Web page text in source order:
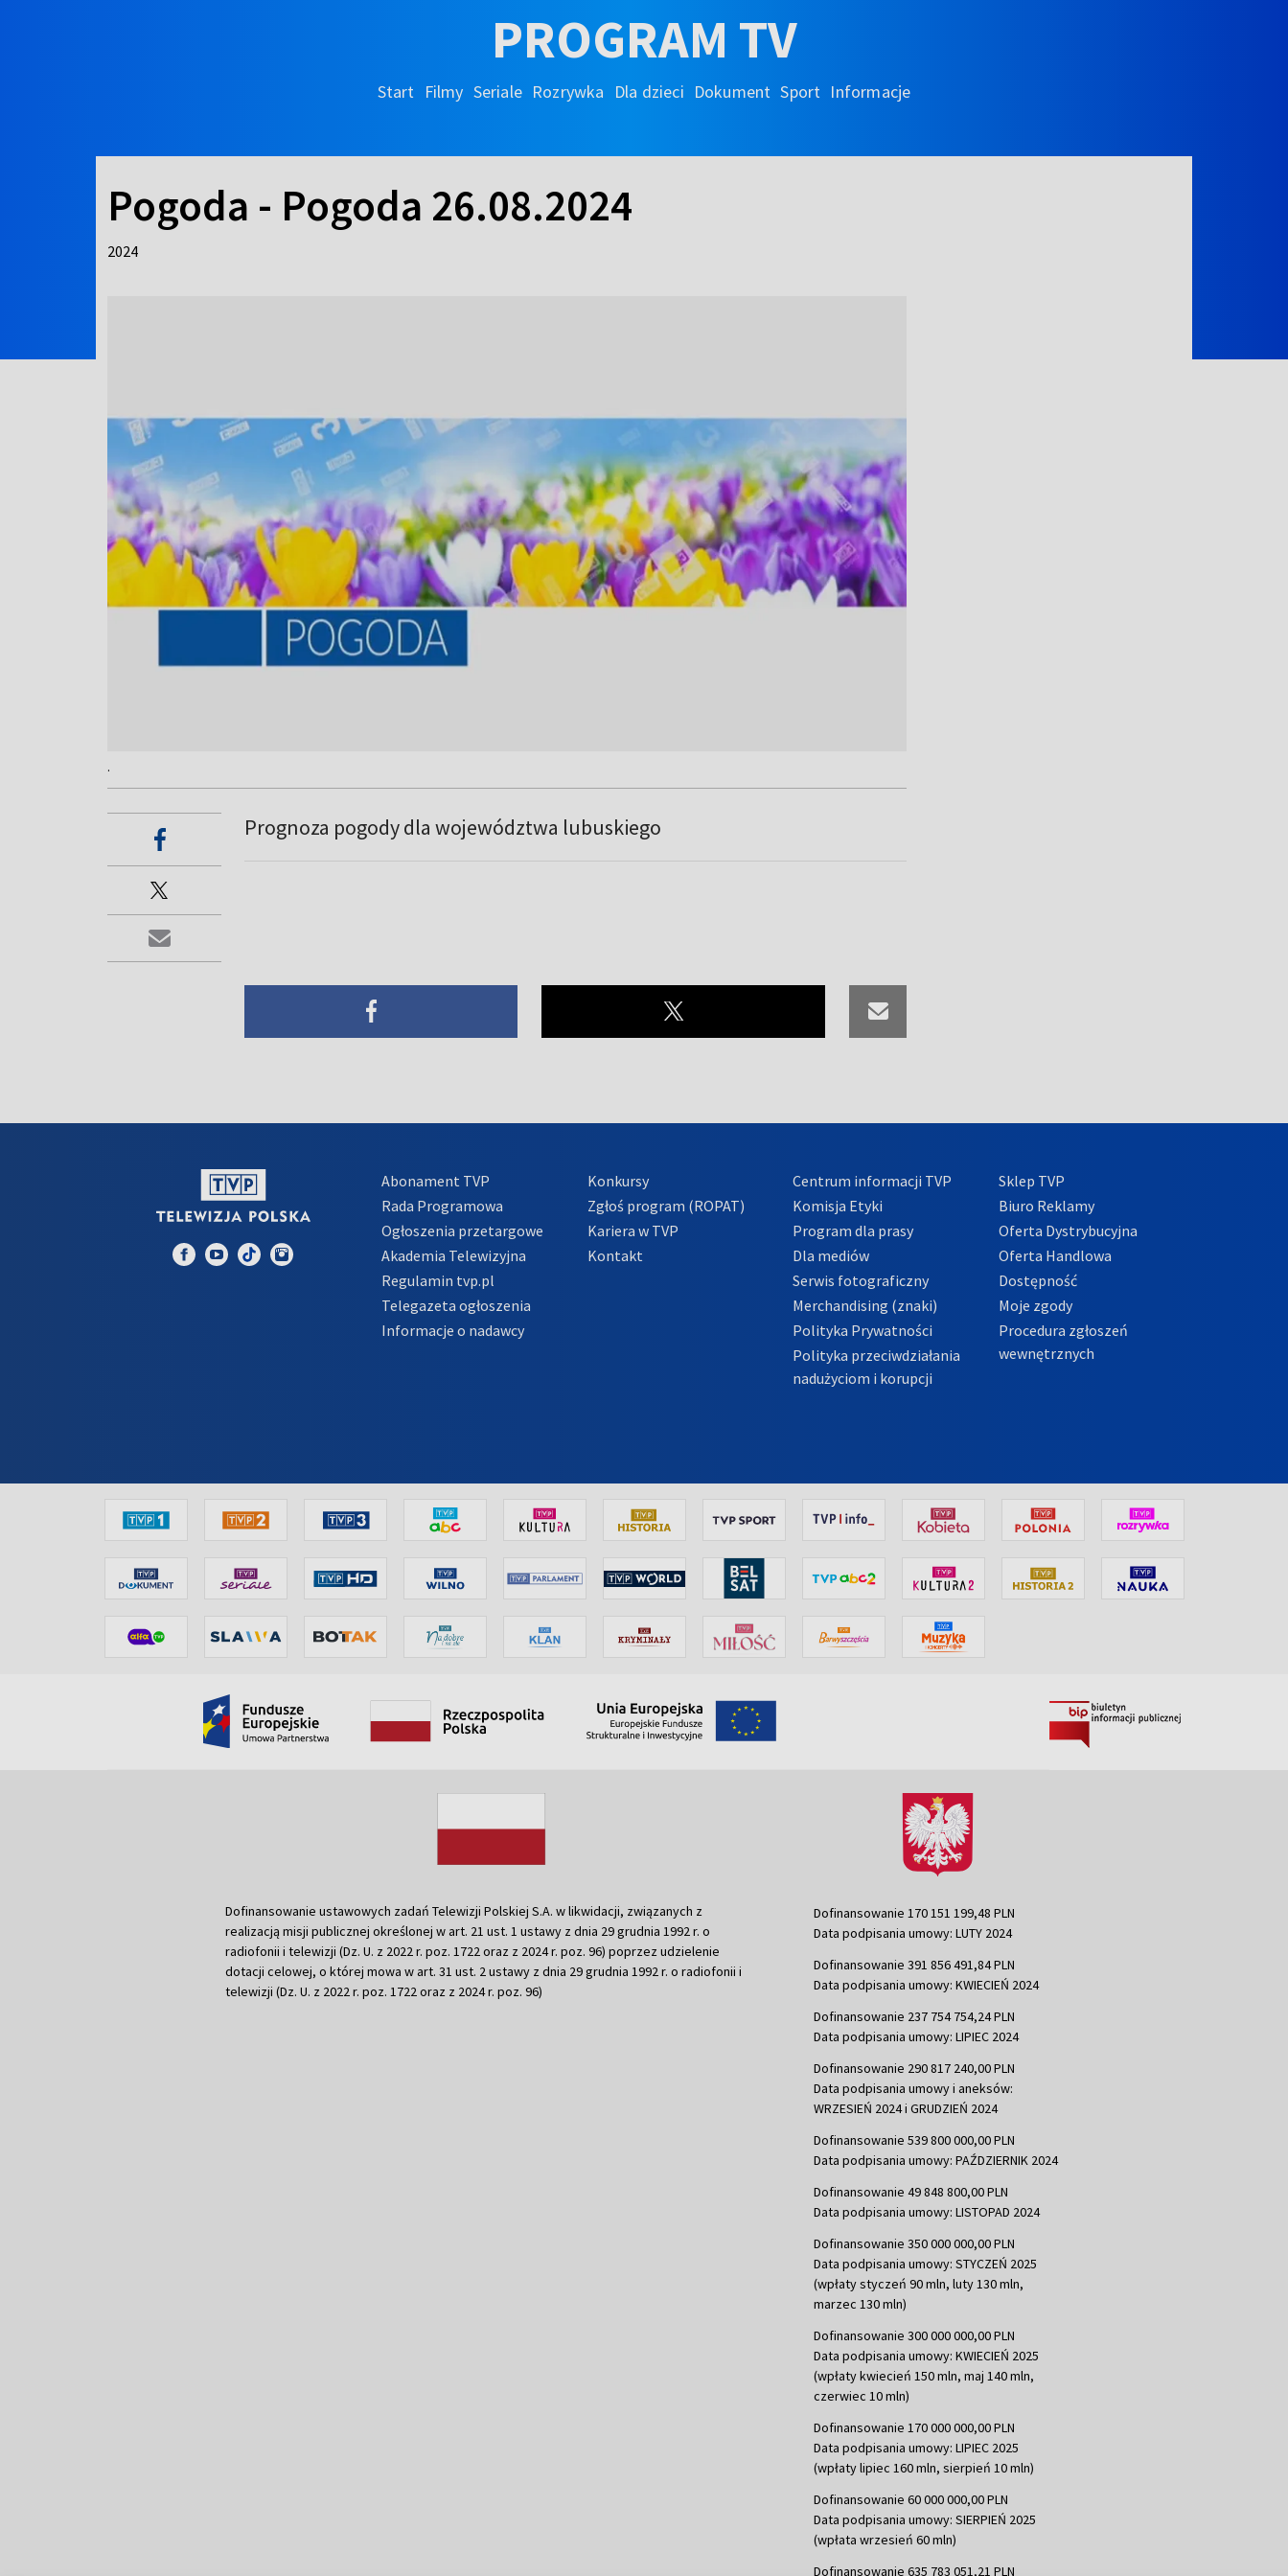
PROGRAM TV
Start Filmy Seriale Rozrywka Dla dzieci Dokument Sport Informacje
Pogoda - Pogoda 26.08.2024
2024
.
Prognoza pogody dla województwa lubuskiego
Abonament TVP
Rada Programowa
Ogłoszenia przetargowe
Akademia Telewizyjna
Regulamin tvp.pl
Telegazeta ogłoszenia
Informacje o nadawcy
Konkursy
Zgłoś program (ROPAT)
Kariera w TVP
Kontakt
Centrum informacji TVP
Komisja Etyki
Program dla prasy
Dla mediów
Serwis fotograficzny
Merchandising (znaki)
Polityka Prywatności
Polityka przeciwdziałania
nadużyciom i korupcji
Sklep TVP
Biuro Reklamy
Oferta Dystrybucyjna
Oferta Handlowa
Dostępność
Moje zgody
Procedura zgłoszeń
wewnętrznych
Dofinansowanie ustawowych zadań Telewizji Polskiej S.A. w likwidacji, związanych z
realizacją misji publicznej określonej w art. 21 ust. 1 ustawy z dnia 29 grudnia 1992 r. o
radiofonii i telewizji (Dz. U. z 2022 r. poz. 1722 oraz z 2024 r. poz. 96) poprzez udzielenie
dotacji celowej, o której mowa w art. 31 ust. 2 ustawy z dnia 29 grudnia 1992 r. o radiofonii i
telewizji (Dz. U. z 2022 r. poz. 1722 oraz z 2024 r. poz. 96)
Dofinansowanie 170 151 199,48 PLN
Data podpisania umowy: LUTY 2024
Dofinansowanie 391 856 491,84 PLN
Data podpisania umowy: KWIECIEŃ 2024
Dofinansowanie 237 754 754,24 PLN
Data podpisania umowy: LIPIEC 2024
Dofinansowanie 290 817 240,00 PLN
Data podpisania umowy i aneksów:
WRZESIEŃ 2024 i GRUDZIEŃ 2024
Dofinansowanie 539 800 000,00 PLN
Data podpisania umowy: PAŹDZIERNIK 2024
Dofinansowanie 49 848 800,00 PLN
Data podpisania umowy: LISTOPAD 2024
Dofinansowanie 350 000 000,00 PLN
Data podpisania umowy: STYCZEŃ 2025
(wpłaty styczeń 90 mln, luty 130 mln,
marzec 130 mln)
Dofinansowanie 300 000 000,00 PLN
Data podpisania umowy: KWIECIEŃ 2025
(wpłaty kwiecień 150 mln, maj 140 mln,
czerwiec 10 mln)
Dofinansowanie 170 000 000,00 PLN
Data podpisania umowy: LIPIEC 2025
(wpłaty lipiec 160 mln, sierpień 10 mln)
Dofinansowanie 60 000 000,00 PLN
Data podpisania umowy: SIERPIEŃ 2025
(wpłata wrzesień 60 mln)
Dofinansowanie 635 783 051,21 PLN